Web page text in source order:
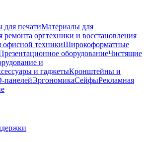
для печатиМатериалы для
ремонта оргтехники и восстановления
офисной техникиШирокоформатные
оборудованиеЧистящие
и
и гаджетыКронштейны и
панелейЭргономикаСейфыРекламная